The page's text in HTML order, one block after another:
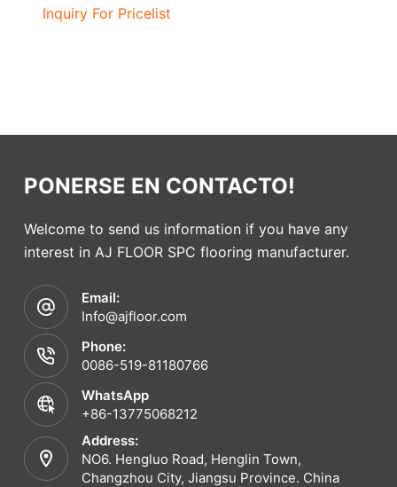
Inquiry For Pricelist
PONERSE EN CONTACTO!
Welcome to send us information if you have any
interest in AJ FLOOR SPC flooring manufacturer.
Email:
Info@ajfloor.com
Phone:
0086-519-81180766
WhatsApp
+86-13775068212
Address:
NO6. Hengluo Road, Henglin Town,
Changzhou City, Jiangsu Province. China